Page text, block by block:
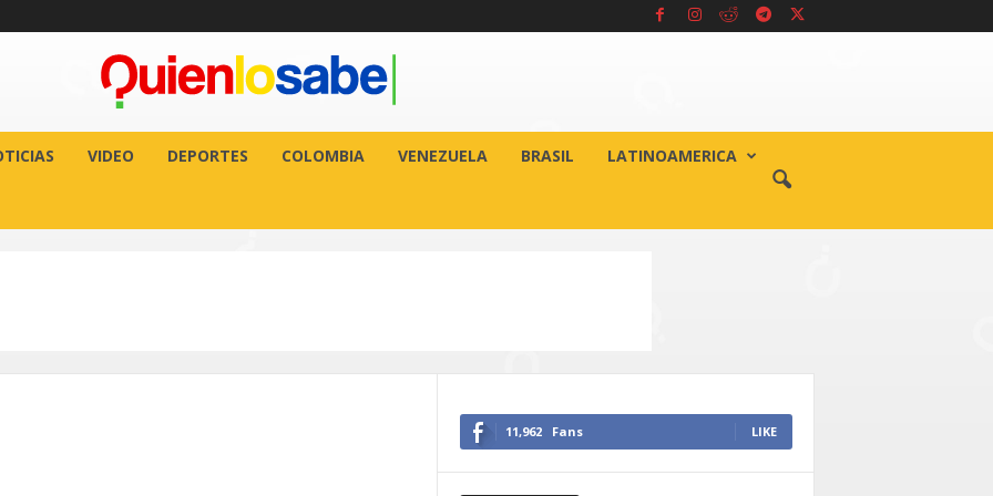
VIDEO DEPORTES COLOMBIA VENEZUELA BRASIL LATINOAMERICA
11,962 Fans LIKE